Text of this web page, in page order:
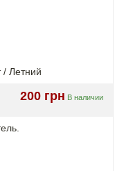
/ Летний
200 грн В наличии